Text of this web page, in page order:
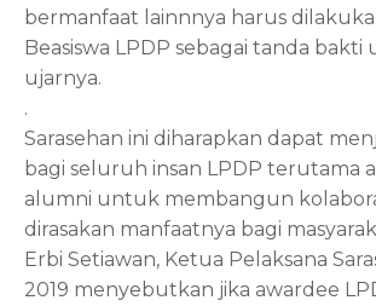
bermanfaat lainnnya harus
Beasiswa LPDP sebagai tanda bakti
ujarnya.
.
Sarasehan ini diharapkan dapat
bagi seluruh insan LPDP terutama
alumni untuk membangun
dirasakan manfaatnya bagi
Erbi Setiawan, Ketua Pelaksana
2019 menyebutkan jika awardee